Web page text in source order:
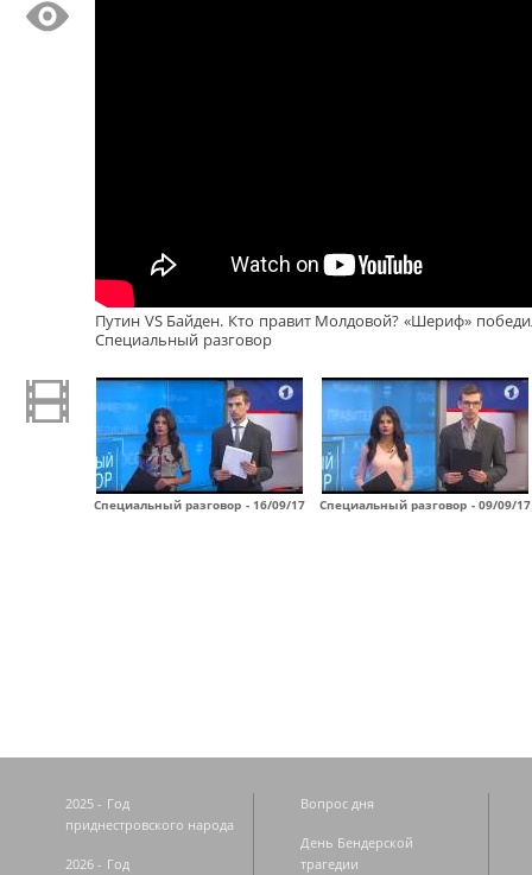
Путин VS Байден. Кто правит Молдовой? «Шериф»
Специальный разговор
Специальный разговор - 16/09/17 Специальный разговор - 09/09/17
2025 - Год
приднестровского народа
2026 - Год
Вопрос дня
День Бендерской
трагедии